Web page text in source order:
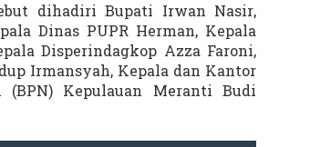
dihadiri Bupati Irwan Nasir,
Dinas PUPR Herman, Kepala
Disperindagkop Azza Faroni,
Irmansyah, Kepala dan Kantor
(BPN) Kepulauan Meranti Budi